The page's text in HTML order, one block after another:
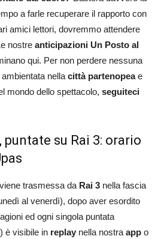
a farle recuperare il rapporto con
amici lettori, dovremmo attendere
nostre anticipazioni Un Posto al
qui. Per non perdere nessuna
ambientata nella città partenopeae
mondo dello spettacolo, seguiteci
puntate su Rai 3: orario
trasmessa da Rai 3 nella fascia
al venerdì), dopo aver esordito
ed ogni singola puntata
è visibile in replay nella nostra app o